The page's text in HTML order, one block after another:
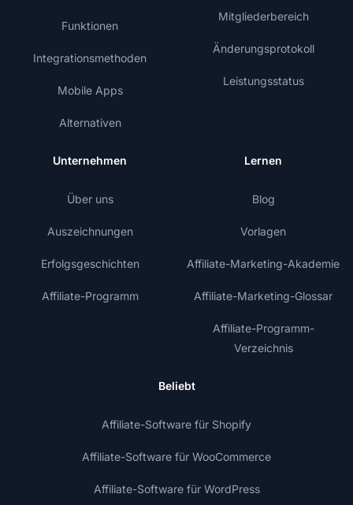
Funktionen
Integrationsmethoden
Mobile Apps
Alternativen
Mitgliederbereich
Änderungsprotokoll
Leistungsstatus
Unternehmen
Über uns
Auszeichnungen
Erfolgsgeschichten
Affiliate-Programm
Lernen
Blog
Vorlagen
Affiliate-Marketing-Akademie
Affiliate-Marketing-Glossar
Affiliate-Programm-
Verzeichnis
Beliebt
Affiliate-Software für Shopify
Affiliate-Software für WooCommerce
Affiliate-Software für WordPress